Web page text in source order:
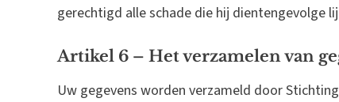
gerechtigd alle schade die hij dientengevolge
Artikel 6 – Het verzamelen van
Uw gegevens worden verzameld door